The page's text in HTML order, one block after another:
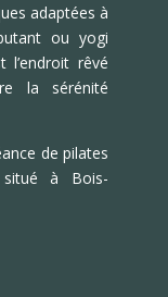
adaptées à
ou yogi
rêvé
la sérénité
de pilates
à Bois-